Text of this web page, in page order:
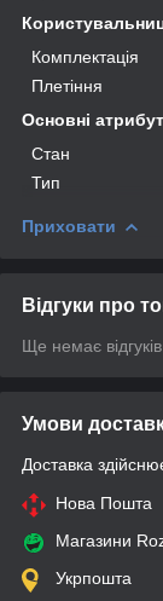
Комплектація
Плетіння
Основні
Стан
Тип
Приховати
Відгуки про
Ще немає
Умови
Доставка
Нова Пошта
Магазини
Укрпошта